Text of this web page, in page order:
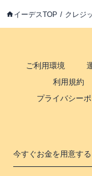
イーデスTOP クレジ
ご利用環境
利用規約
プライバシー
今すぐお金を用意する